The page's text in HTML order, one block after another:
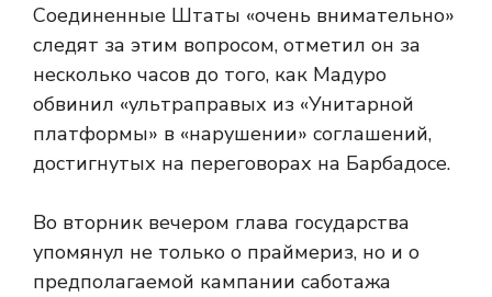
Соединенные Штаты «очень внимательно»
следят за этим вопросом, отметил он за
несколько часов до того, как Мадуро
обвинил «ультраправых из «Унитарной
платформы» в «нарушении» соглашений,
достигнутых на переговорах на Барбадосе.
Во вторник вечером глава государства
упомянул не только о праймериз, но и о
предполагаемой кампании саботажа